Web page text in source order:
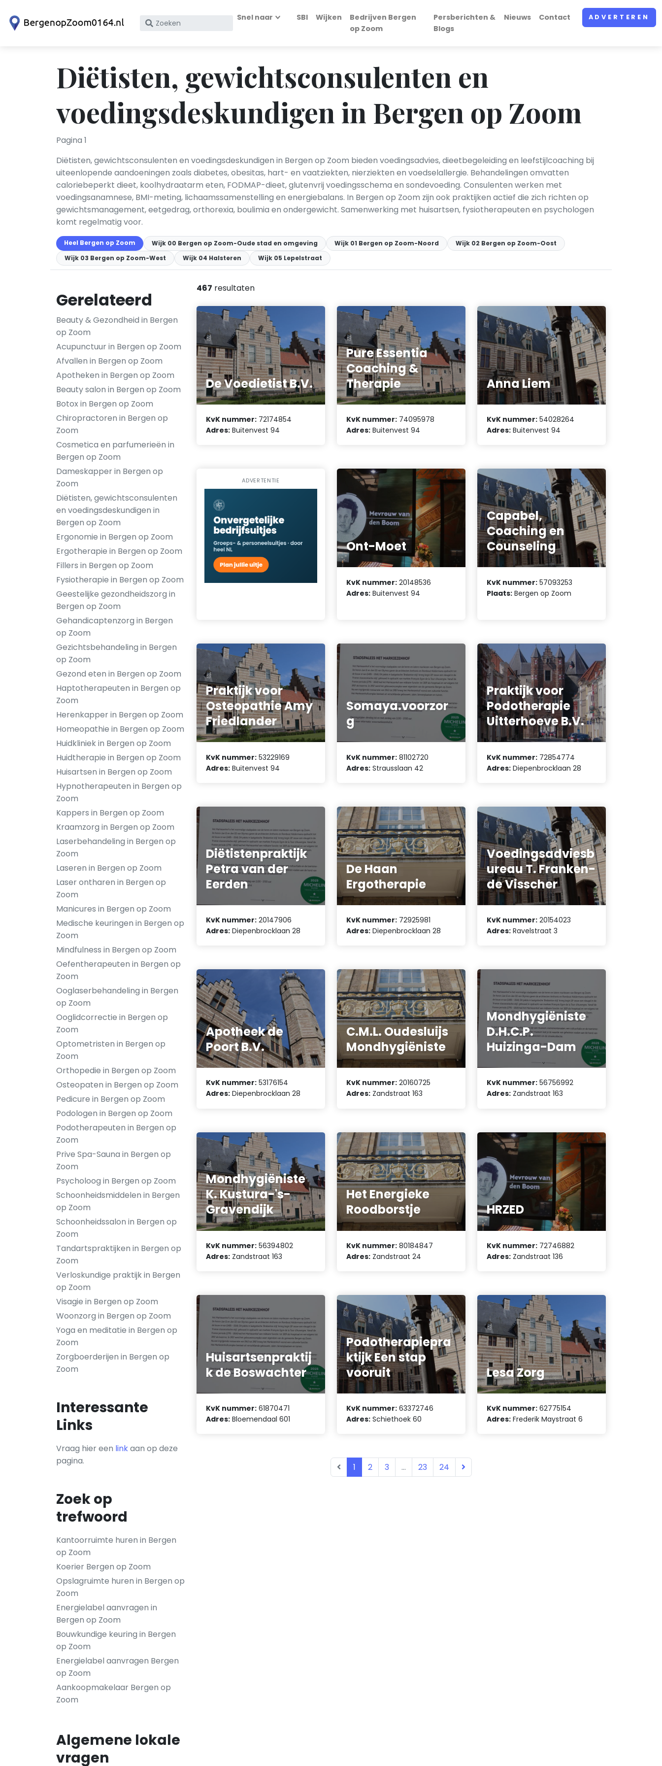
Zoek
KvK
nummer
Snel naar SBI Wijken
Bedrijven Bergen
op Zoom
Persberichten &
Blogs
Nieuws Contact ADVERTEREN
Diëtisten, gewichtsconsulenten en
voedingsdeskundigen in Bergen op Zoom
Pagina 1
Diëtisten, gewichtsconsulenten en voedingsdeskundigen in Bergen op Zoom bieden voedingsadvies, dieetbegeleiding en leefstijlcoaching bij
uiteenlopende aandoeningen zoals diabetes, obesitas, hart- en vaatziekten, nierziekten en voedselallergie. Behandelingen omvatten
caloriebeperkt dieet, koolhydraatarm eten, FODMAP-dieet, glutenvrij voedingsschema en sondevoeding. Consulenten werken met
voedingsanamnese, BMI-meting, lichaamssamenstelling en energiebalans. In Bergen op Zoom zijn ook praktijken actief die zich richten op
gewichtsmanagement, eetgedrag, orthorexia, boulimia en ondergewicht. Samenwerking met huisartsen, fysiotherapeuten en psychologen
komt regelmatig voor.
Heel Bergen op Zoom Wijk 00 Bergen op Zoom-Oude stad en omgeving Wijk 01 Bergen op Zoom-Noord
Wijk 02 Bergen op Zoom-Oost
Wijk 03 Bergen op Zoom-West
Wijk 04 Halsteren Wijk 05 Lepelstraat
Gerelateerd
Beauty & Gezondheid in Bergen
op Zoom
Acupunctuur in Bergen op Zoom
Afvallen in Bergen op Zoom
Apotheken in Bergen op Zoom
Beauty salon in Bergen op Zoom
Botox in Bergen op Zoom
Chiropractoren in Bergen op
Zoom
Cosmetica en parfumerieën in
Bergen op Zoom
Dameskapper in Bergen op
Zoom
Diëtisten, gewichtsconsulenten
en voedingsdeskundigen in
Bergen op Zoom
Ergonomie in Bergen op Zoom
Ergotherapie in Bergen op Zoom
Fillers in Bergen op Zoom
Fysiotherapie in Bergen op Zoom
Geestelijke gezondheidszorg in
Bergen op Zoom
Gehandicaptenzorg in Bergen
op Zoom
Gezichtsbehandeling in Bergen
op Zoom
Gezond eten in Bergen op Zoom
Haptotherapeuten in Bergen op
Zoom
Herenkapper in Bergen op Zoom
Homeopathie in Bergen op Zoom
Huidkliniek in Bergen op Zoom
Huidtherapie in Bergen op Zoom
Huisartsen in Bergen op Zoom
Hypnotherapeuten in Bergen op
Zoom
Kappers in Bergen op Zoom
Kraamzorg in Bergen op Zoom
Laserbehandeling in Bergen op
Zoom
Laseren in Bergen op Zoom
Laser ontharen in Bergen op
Zoom
Manicures in Bergen op Zoom
Medische keuringen in Bergen op
Zoom
Mindfulness in Bergen op Zoom
Oefentherapeuten in Bergen op
Zoom
Ooglaserbehandeling in Bergen
op Zoom
Ooglidcorrectie in Bergen op
Zoom
Optometristen in Bergen op
Zoom
Orthopedie in Bergen op Zoom
Osteopaten in Bergen op Zoom
Pedicure in Bergen op Zoom
Podologen in Bergen op Zoom
Podotherapeuten in Bergen op
Zoom
Prive Spa-Sauna in Bergen op
Zoom
Psycholoog in Bergen op Zoom
Schoonheidsmiddelen in Bergen
op Zoom
Schoonheidssalon in Bergen op
Zoom
Tandartspraktijken in Bergen op
Zoom
Verloskundige praktijk in Bergen
op Zoom
Visagie in Bergen op Zoom
Woonzorg in Bergen op Zoom
Yoga en meditatie in Bergen op
Zoom
Zorgboerderijen in Bergen op
Zoom
Interessante
Links
Vraag hier een linkaan op deze
pagina.
Zoek op
trefwoord
Kantoorruimte huren in Bergen
op Zoom
Koerier Bergen op Zoom
Opslagruimte huren in Bergen op
Zoom
Energielabel aanvragen in
Bergen op Zoom
Bouwkundige keuring in Bergen
op Zoom
Energielabel aanvragen Bergen
op Zoom
Aankoopmakelaar Bergen op
Zoom
Algemene lokale
vragen
467 resultaten
De Voedietist B.V.
KvK nummer: 72174854
Adres: Buitenvest 94
Pure Essentia
Coaching &
Therapie
KvK nummer: 74095978
Adres: Buitenvest 94
Anna Liem
KvK nummer: 54028264
Adres: Buitenvest 94
ADVERTENTIE
Ont-Moet
KvK nummer: 20148536
Adres: Buitenvest 94
Capabel,
Coaching en
Counseling
KvK nummer: 57093253
Plaats: Bergen op Zoom
Praktijk voor
Osteopathie Amy
Friedlander
KvK nummer: 53229169
Adres: Buitenvest 94
Somaya.voorzor
g
KvK nummer: 81102720
Adres: Strausslaan 42
Praktijk voor
Podotherapie
Uitterhoeve B.V.
KvK nummer: 72854774
Adres: Diepenbrocklaan 28
Diëtistenpraktijk
Petra van der
Eerden
KvK nummer: 20147906
Adres: Diepenbrocklaan 28
De Haan
Ergotherapie
KvK nummer: 72925981
Adres: Diepenbrocklaan 28
Voedingsadviesb
ureau T. Franken-
de Visscher
KvK nummer: 20154023
Adres: Ravelstraat 3
Apotheek de
Poort B.V.
KvK nummer: 53176154
Adres: Diepenbrocklaan 28
C.M.L. Oudesluijs
Mondhygiëniste
KvK nummer: 20160725
Adres: Zandstraat 163
Mondhygiëniste
D.H.C.P.
Huizinga-Dam
KvK nummer: 56756992
Adres: Zandstraat 163
Mondhygiëniste
K. Kustura-'s-
Gravendijk
KvK nummer: 56394802
Adres: Zandstraat 163
Het Energieke
Roodborstje
KvK nummer: 80184847
Adres: Zandstraat 24
HRZED
KvK nummer: 72746882
Adres: Zandstraat 136
Huisartsenpraktij
k de Boswachter
KvK nummer: 61870471
Adres: Bloemendaal 601
Podotherapiepra
ktijk Een stap
vooruit
KvK nummer: 63372746
Adres: Schiethoek 60
Lesa Zorg
KvK nummer: 62775154
Adres: Frederik Maystraat 6
1 2 3 ... 23 24